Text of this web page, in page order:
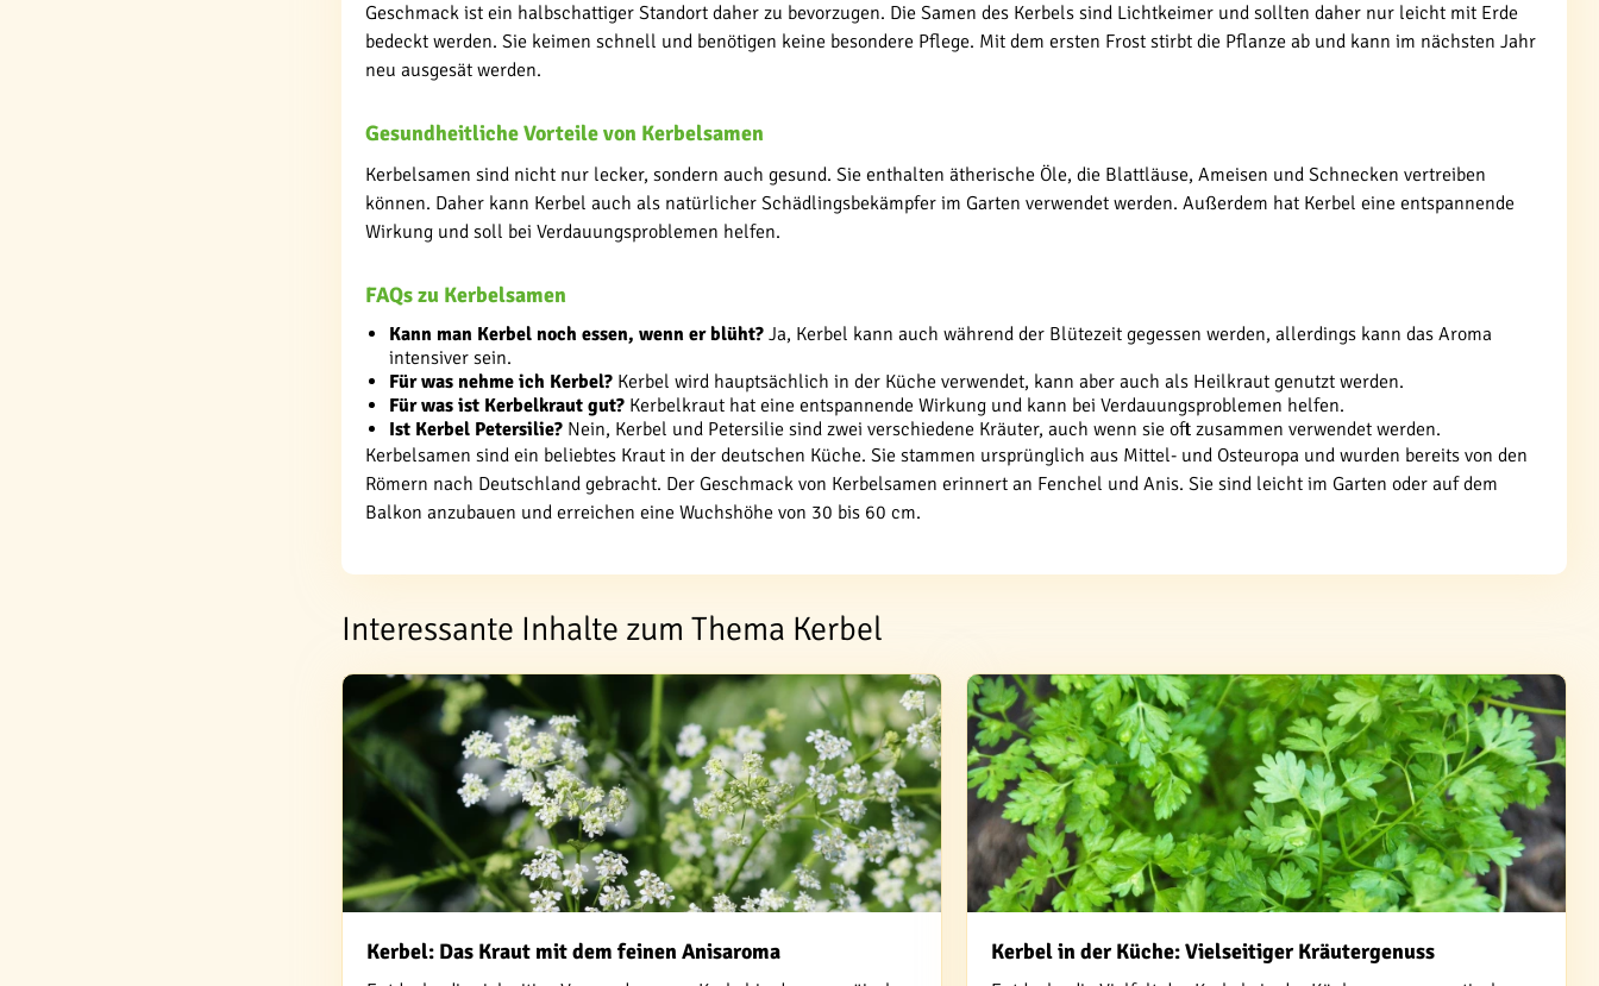
Geschmack ist ein halbschattiger Standort daher zu bevorzugen. Die Samen des Kerbels sind Lichtkeimer und sollten daher nur leicht mit Erde
bedeckt werden. Sie keimen schnell und benötigen keine besondere Pflege. Mit dem ersten Frost stirbt die Pflanze ab und kann im nächsten Jahr
neu ausgesät werden.
Gesundheitliche Vorteile von Kerbelsamen
Kerbelsamen sind nicht nur lecker, sondern auch gesund. Sie enthalten ätherische Öle, die Blattläuse, Ameisen und Schnecken vertreiben
können. Daher kann Kerbel auch als natürlicher Schädlingsbekämpfer im Garten verwendet werden. Außerdem hat Kerbel eine entspannende
Wirkung und soll bei Verdauungsproblemen helfen.
FAQs zu Kerbelsamen
Kann man Kerbel noch essen, wenn er blüht? Ja, Kerbel kann auch während der Blütezeit gegessen werden, allerdings kann das Aroma
intensiver sein.
Für was nehme ich Kerbel? Kerbel wird hauptsächlich in der Küche verwendet, kann aber auch als Heilkraut genutzt werden.
Für was ist Kerbelkraut gut? Kerbelkraut hat eine entspannende Wirkung und kann bei Verdauungsproblemen helfen.
Ist Kerbel Petersilie? Nein, Kerbel und Petersilie sind zwei verschiedene Kräuter, auch wenn sie oft zusammen verwendet werden.
Kerbelsamen sind ein beliebtes Kraut in der deutschen Küche. Sie stammen ursprünglich aus Mittel- und Osteuropa und wurden bereits von den
Römern nach Deutschland gebracht. Der Geschmack von Kerbelsamen erinnert an Fenchel und Anis. Sie sind leicht im Garten oder auf dem
Balkon anzubauen und erreichen eine Wuchshöhe von 30 bis 60 cm.
Interessante Inhalte zum Thema Kerbel
Kerbel: Das Kraut mit dem feinen Anisaroma Kerbel in der Küche: Vielseitiger Kräutergenuss